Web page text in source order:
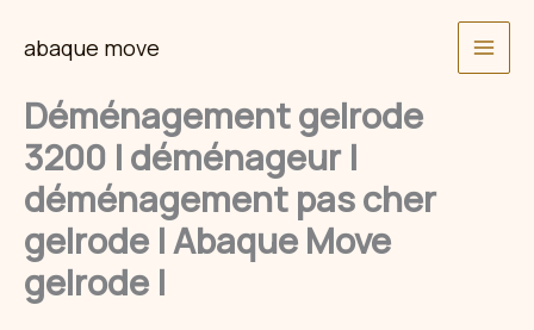
abaque move
Déménagement gelrode
3200 | déménageur |
déménagement pas cher
gelrode | Abaque Move
gelrode |